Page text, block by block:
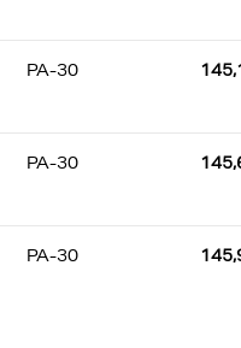
PA-30
PA-30
PA-30